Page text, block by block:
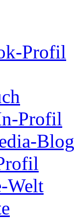
Profil
Profil
Blog
Welt